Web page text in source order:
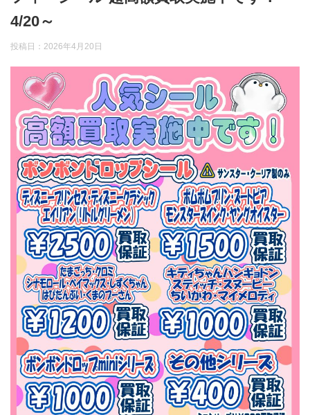
4/20～
投稿日： 2026年4月20日